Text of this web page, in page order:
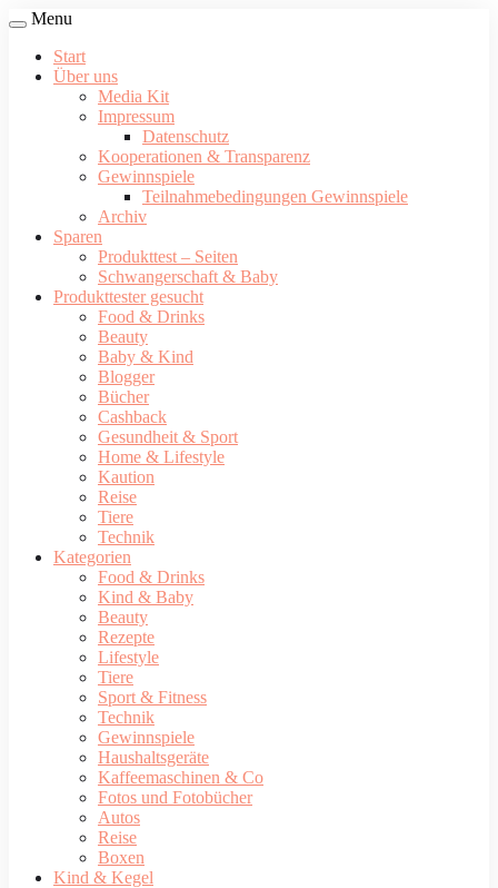
Menu
Start
Über uns
Media Kit
Impressum
Datenschutz
Kooperationen & Transparenz
Gewinnspiele
Teilnahmebedingungen Gewinnspiele
Archiv
Sparen
Produkttest – Seiten
Schwangerschaft & Baby
Produkttester gesucht
Food & Drinks
Beauty
Baby & Kind
Blogger
Bücher
Cashback
Gesundheit & Sport
Home & Lifestyle
Kaution
Reise
Tiere
Technik
Kategorien
Food & Drinks
Kind & Baby
Beauty
Rezepte
Lifestyle
Tiere
Sport & Fitness
Technik
Gewinnspiele
Haushaltsgeräte
Kaffeemaschinen & Co
Fotos und Fotobücher
Autos
Reise
Boxen
Kind & Kegel